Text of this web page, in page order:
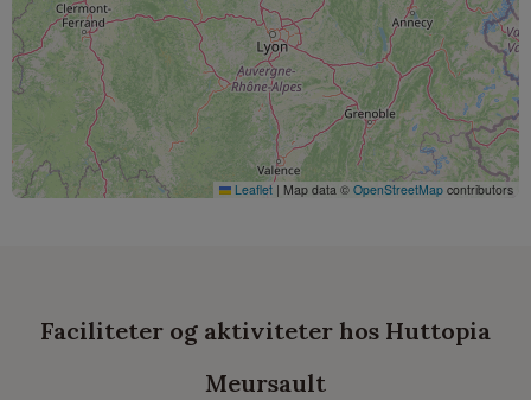
Leaflet | Map data © OpenStreetMap contributors
Faciliteter og aktiviteter hos Huttopia
Meursault